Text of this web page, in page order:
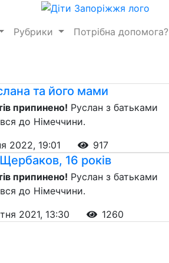
Рубрики Потрібна допомога?
та його мами
припинено! Руслан з батьками
до Німеччини.
2022, 19:01
917
16 років
припинено! Руслан з батьками
до Німеччини.
2021, 13:30
1260